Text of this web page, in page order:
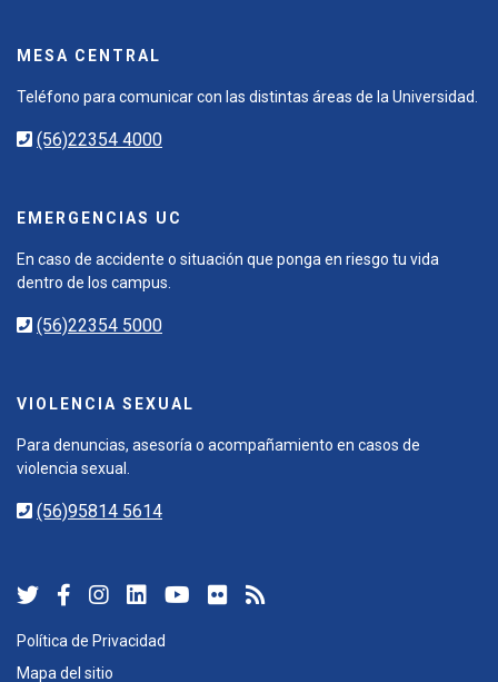
MESA CENTRAL
Teléfono para comunicar con las distintas áreas de la Universidad.
(56)22354 4000
EMERGENCIAS UC
En caso de accidente o situación que ponga en riesgo tu vida
dentro de los campus.
(56)22354 5000
VIOLENCIA SEXUAL
Para denuncias, asesoría o acompañamiento en casos de
violencia sexual.
(56)95814 5614
Política de Privacidad
Mapa del sitio